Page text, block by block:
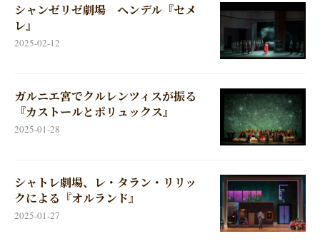
シャンゼリゼ劇場 ヘンデル『セメ
レ』
2025-02-12
ガルニエ宮でクルレンツィスが振る
『カストールとポリュックス』
2025-01-28
シャトレ劇場、レ・タラン・リリッ
クによる『オルランド』
2025-01-27